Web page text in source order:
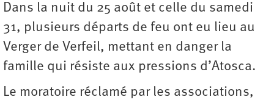
Dans la nuit du 25 août et celle du samedi
31, plusieurs départs de feu ont eu lieu au
Verger de Verfeil, mettant en danger la
famille qui résiste aux pressions d’Atosca.
Le moratoire réclamé par les associations,